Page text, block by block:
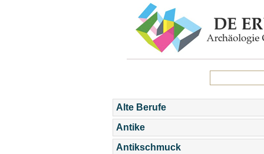
Alte Berufe
Antike
Antikschmuck